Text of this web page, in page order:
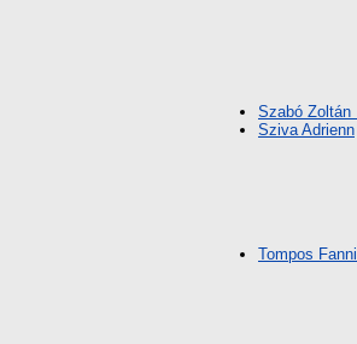
Szabó Zoltán
Sziva Adrienn
Tompos Fanni